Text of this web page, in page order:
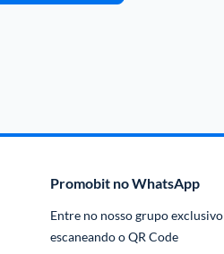
Promobit no WhatsApp
Entre no nosso grupo exclusivo
escaneando o QR Code